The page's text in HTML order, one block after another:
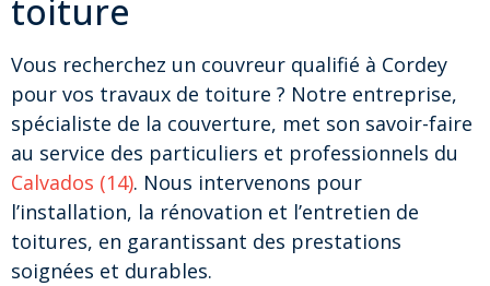
toiture
Vous recherchez un couvreur qualifié à Cordey
pour vos travaux de toiture ? Notre entreprise,
spécialiste de la couverture, met son savoir-faire
au service des particuliers et professionnels du
Calvados (14). Nous intervenons pour
l’installation, la rénovation et l’entretien de
toitures, en garantissant des prestations
soignées et durables.